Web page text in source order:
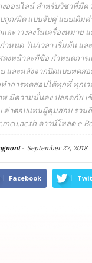
งออนไลน์ สำหรับวิชาที่มี
ถูก/ผิด แบบจับคู่ แบบเติม
ละวางลงในเครื่องหมาย
ำหนด วัน/เวลา เริ่มต้น แ
ดงหน้าละกี่ข้อ กำหนดกา
และหลังจากปิดแบบทดส
ำการทดสอบได้ทุกที่ ทุกเ
พ มีความมั่นคง ปลอดภัย
ค่าตอบแทนผู้คุมสอบ รว
ดาวน์โหลด
- September 27, 2018
Facebook